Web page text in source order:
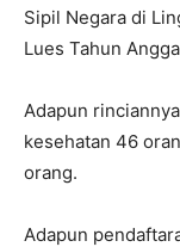
Sipil Negara di
Lues Tahun
Adapun
kesehatan 46
orang.
Adapun